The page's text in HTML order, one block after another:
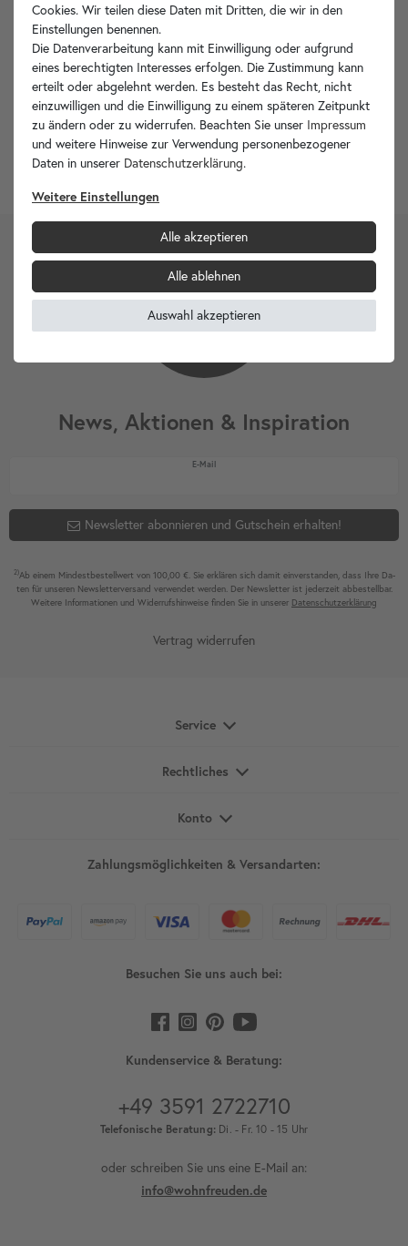
Versand innerhalb 24han Werktagen¹
Größere Mengenfür Geschäftskunden
News, Aktionen & Inspiration
E-MailNewsletter Honig
Newsletter abonnieren und Gutschein erhalten!
2)Ab einem Mindest­bestell­wert von 100,00 €. Sie erklären sich damit ein­ver­standen, dass Ihre Da­
ten für unseren News­letter­versand ver­wen­det werden. Der News­letter ist jeder­zeit ab­bestel­lbar.
Weitere Infor­mationen und Wider­rufshin­weise finden Sie in unserer Daten­schutz­erklärung
GUTSCHEIN
5€
Vertrag widerrufen
Service
Rechtliches
Konto
Zahlungsmöglichkeiten & Versandarten:
Besuchen Sie uns auch bei:
Kundenservice & Beratung:
+49 3591 2722710
Telefonische Beratung: Di. - Fr. 10 - 15 Uhr
oder schreiben Sie uns eine E-Mail an:
info@wohnfreuden.de
Cookies. Wir teilen diese Daten mit Dritten, die wir in den
Einstellungen benennen.
Die Datenverarbeitung kann mit Einwilligung oder aufgrund
eines berechtigten Interesses erfolgen. Die Zustimmung kann
erteilt oder abgelehnt werden. Es besteht das Recht, nicht
einzuwilligen und die Einwilligung zu einem späteren Zeitpunkt
zu ändern oder zu widerrufen. Beachten Sie unser Impressum
und weitere Hinweise zur Verwendung personenbezogener
Daten in unserer Daten­schutz­erklärung.
Weitere Einstellungen
Alle akzeptieren
Alle ablehnen
Auswahl akzeptieren